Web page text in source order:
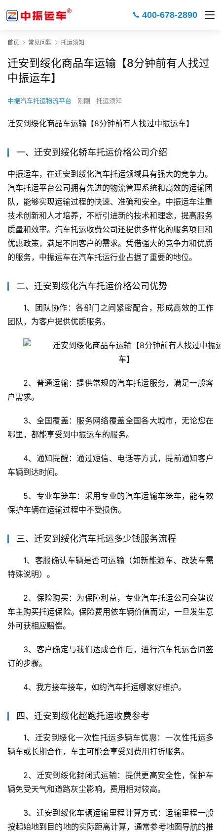
400-678-2890
首页 常见问题 托运须知
迁安到绥化商品车运输【8分钟前有人找过
中振运车】
中振汽车托运物流平台 刚刚 托运须知
迁安到绥化商品车运输【8分钟前有人找过中振运车】
一、迁安到绥化轿车托运价格公司介绍
中振运车，在迁安到绥化汽车托运领域具有强大的竞争力。
汽车托运平台公司拥有先进的物流管理系统和高效的运输团
队，能够实现运输过程的快速、准确和安全。中振运车注重
技术创新和人才培养，不断引进新的技术和理念，提高服务
质量和效率。汽车托运收费公司还提供多样化的服务项目和
优惠政策，满足不同客户的需求。凭借强大的竞争力和优质
的服务，中振运车在汽车托运行业占据了重要的地位。
二、迁安到绥化汽车托运价格公司优势
1、团队协作：各部门之间紧密配合，形成高效的工作
团队，为客户提供优质服务。
2、普通运输：提供常规的汽车托运服务，满足一般客
户需求。
3、全国覆盖：服务网络覆盖全国各大城市，无论您在
哪里，都能享受到中振运车的服务。
4、通知提醒：通过短信、电话等方式，提前通知客户
车辆到达时间。
5、专业车笼车：采用专业的汽车运输车笼车，能有效
保护车辆在运输过程中不受损伤。
三、迁安到绥化汽车托运多少钱服务流程
1、客服确认车辆是否可运输（如新能源车、改装车需
特殊说明）。
2、保险购买：为保障利益，专业汽车托运公司会建议
车主购买托运保险。保险费用依车辆价值而定，一旦发生意
外可获相应赔偿。
3、客户确定与我们达成合作后，进行汽车托运合同签
订的步骤。
4、我方接车接车，如约汽车托运哪家好维护。
四、迁安到绥化超跑托运收费参考
1、迁安到绥化一次性托运多辆车优惠：一次性托运多
辆车或长期合作，车主可能会享受到费用打折服务。
2、迁安到绥化封闭式运输：提供更高安全性，保护车
辆免受天气和道路灰尘影响，费用相对较高。
3、迁安到绥化车辆运输里程计算方式：运输里程一般
按起始地到目的地的实际距离计算，通常参考地图导航的推